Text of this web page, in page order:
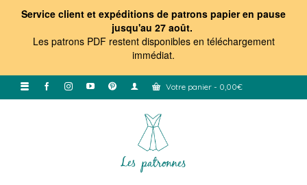
Service client et expéditions de patrons papier en pause
jusqu'au 27 août.
Les patrons PDF restent disponibles en téléchargement
immédiat.
Votre panier - 0,00€